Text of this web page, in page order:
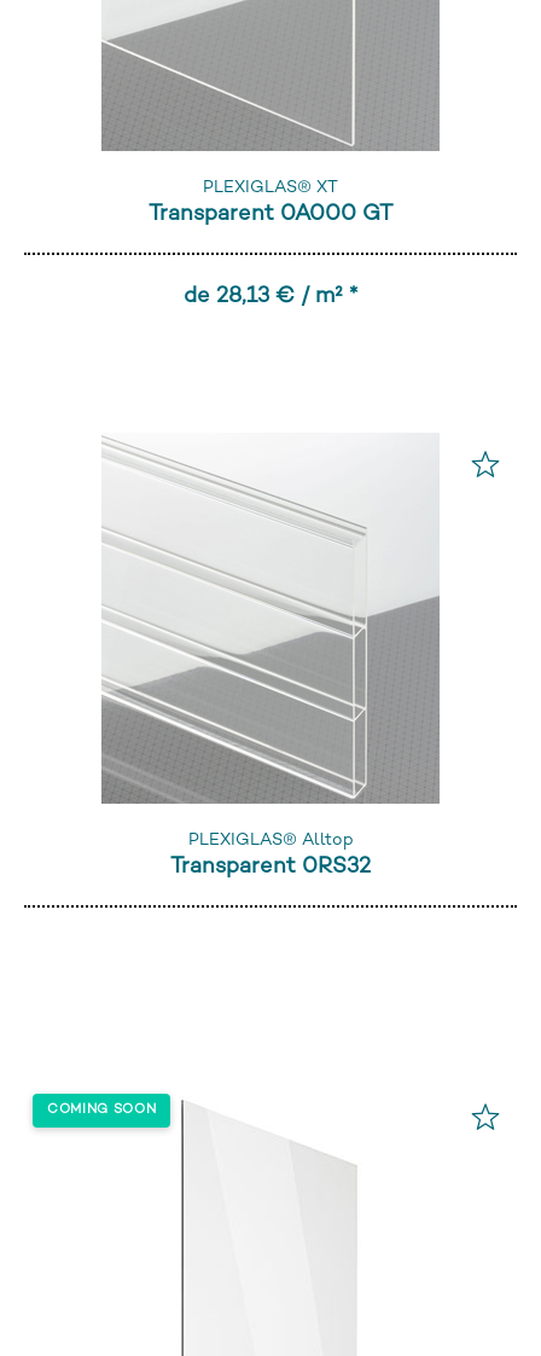
PLEXIGLAS® XT
Transparent 0A000 GT
de 28,13 € / m² *
PLEXIGLAS® Alltop
Transparent 0RS32